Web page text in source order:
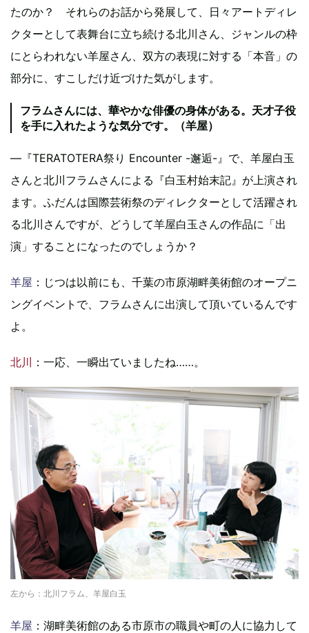
たのか？ それらのお話から発展して、日々アートディレ
クターとして表舞台に立ち続ける北川さん、ジャンルの枠
にとらわれない羊屋さん、双方の表現に対する「本音」の
部分に、すこしだけ近づけた気がします。
フラムさんには、華やかな俳優の身体がある。天才子役
を手に入れたような気分です。（羊屋）
―『TERATOTERA祭り Encounter -邂逅-』で、羊屋白玉
さんと北川フラムさんによる『白玉村始末記』が上演され
ます。ふだんは国際芸術祭のディレクターとして活躍され
る北川さんですが、どうして羊屋白玉さんの作品に「出
演」することになったのでしょうか？
羊屋 ：じつは以前にも、千葉の市原湖畔美術館のオープニ
ングイベントで、フラムさんに出演して頂いているんです
よ。
北川 ：一応、一瞬出ていましたね……。
左から：北川フラム、羊屋白玉
羊屋 ：湖畔美術館のある市原市の職員や町の人に協力して